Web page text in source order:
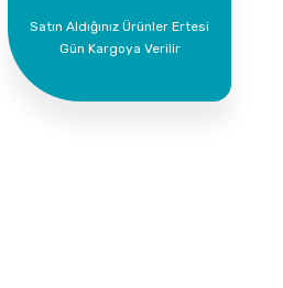
Supta Ultra Yoğun Çamaşır Suyu 30 LT
Satın Aldığınız Ürünler Ertesi
Gün Kargoya Verilir